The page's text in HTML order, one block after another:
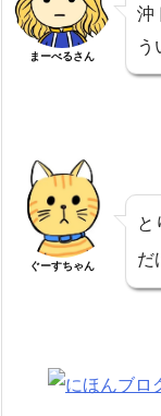
まーべるさん
沖
ぐーすちゃん
と
だ